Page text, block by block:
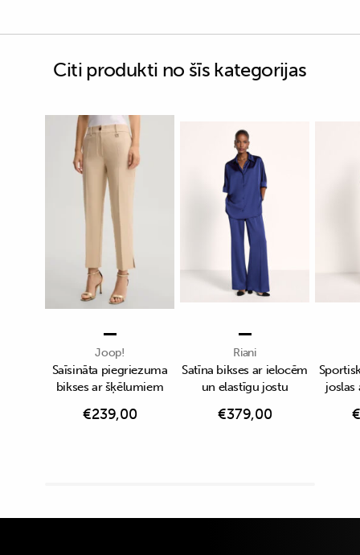
Citi produkti no šīs kategorijas
Joop!
Saīsināta piegriezuma
bikses ar šķēlumiem
€239,00
Riani
Satīna bikses ar ielocēm
un elastīgu jostu
€379,00
joslas
€